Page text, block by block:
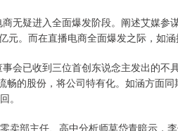
疑进入全面爆发阶段。阐述艾媒参
。而在直播电商全面爆发之际，如涵
已收到三位首创东说念主发出的不
畅的股份，将公司特有化。如涵方面
。
部主任、高中分析师莫岱青暗示，